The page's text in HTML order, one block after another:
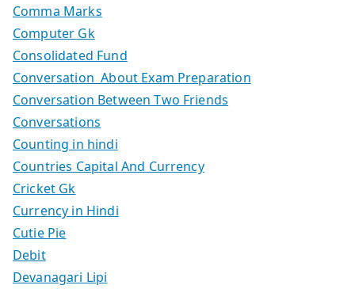
Comma Marks
Computer Gk
Consolidated Fund
Conversation About Exam Preparation
Conversation Between Two Friends
Conversations
Counting in hindi
Countries Capital And Currency
Cricket Gk
Currency in Hindi
Cutie Pie
Debit
Devanagari Lipi